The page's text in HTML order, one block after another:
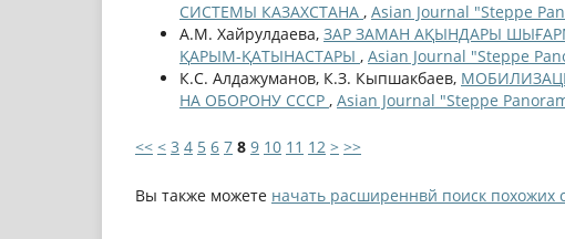
СИСТЕМЫ КАЗАХСТАНА , Asian Journal "Steppe
А.М. Хайрулдаева, ЗАР ЗАМАН АҚЫНДАРЫ
ҚАРЫМ-ҚАТЫНАСТАРЫ , Asian Journal "Steppe
К.С. Алдажуманов, К.З. Кыпшакбаев,
НА ОБОРОНУ СССР , Asian Journal "Steppe
<< < 3 4 5 6 7 8 9 10 11 12 > >>
Вы также можете начать расширеннвй поиск похожих